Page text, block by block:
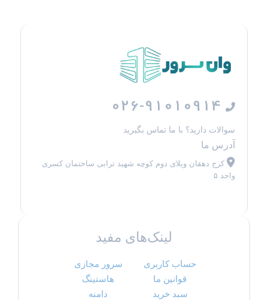
026-91010914
سوالات دارید؟ با ما تماس بگیرید
آدرس ما
کرج دهقان ویلای دوم کوچه شهید ترابی ساختمان کسری
واحد ۵
لینک‌های مفید
حساب کاربری
قوانین ما
سبد خرید
سرور مجازی
هاستینگ
دامنه